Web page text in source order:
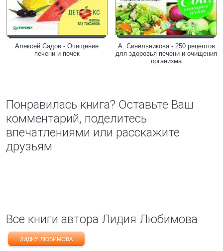
Алексей Садов - Очищение
печени и почек
А. Синельникова - 250 рецептов
для здоровья печени и очищения
организма
Понравилась книга? Оставьте Ваш
комментарий, поделитесь
впечатлениями или расскажите
друзьям
Все книги автора Лидия Любимова
ЛИДИЯ ЛЮБИМОВА